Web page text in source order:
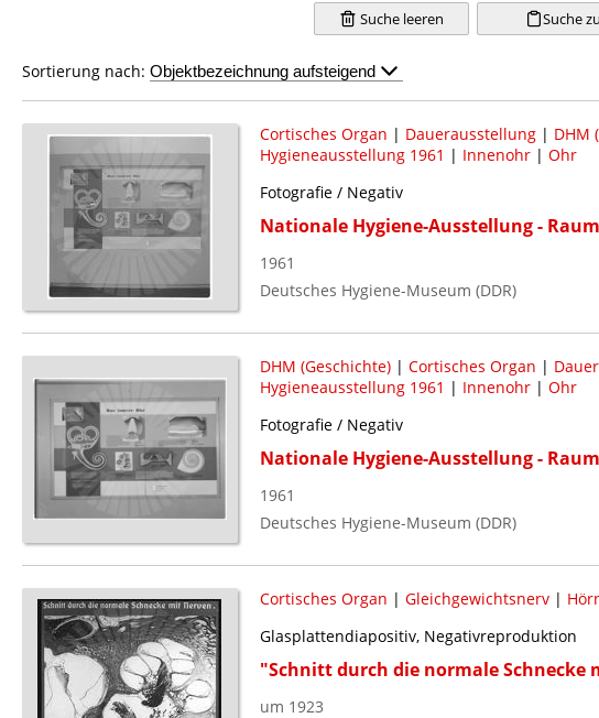
Suche leeren Suche
Sortierung nach:
Cortisches Organ | Dauerausstellung| DHM
Hygieneausstellung 1961 | Innenohr| Ohr
Fotografie / Negativ
Nationale Hygiene-Ausstellung -
1961
Deutsches Hygiene-Museum (DDR)
DHM (Geschichte)| Cortisches Organ |
Hygieneausstellung 1961 | Innenohr| Ohr
Fotografie / Negativ
Nationale Hygiene-Ausstellung -
1961
Deutsches Hygiene-Museum (DDR)
Cortisches Organ | Gleichgewichtsnerv|
Glasplattendiapositiv, Negativreproduktion
"Schnitt durch die normale Schnecke
um 1923